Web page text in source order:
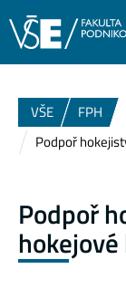
VŠE FPH
Podpoř
Podpoř